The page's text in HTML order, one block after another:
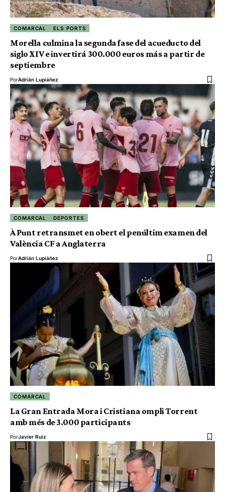
COMARCAL ELS PORTS
Morella culmina la segunda fase del acueducto del
siglo XIV e invertirá 300.000 euros más a partir de
septiembre
PorAdrián Lupiáñez
COMARCAL DEPORTES
À Punt retransmet en obert el penúltim examen del
València CF a Anglaterra
PorAdrián Lupiáñez
COMARCAL
La Gran Entrada Mora i Cristiana ompli Torrent
amb més de 3.000 participants
PorJavier Ruiz